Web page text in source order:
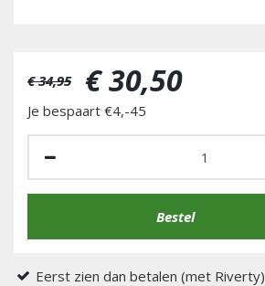
€ 34,95 €30,50
Je bespaart €4,-45
Eerst zien dan betalen (met Riverty)